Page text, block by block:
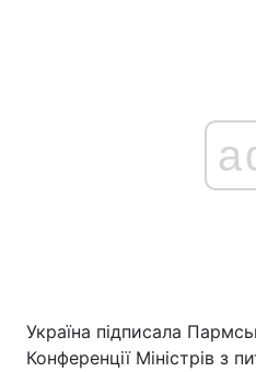
Україна підписала
Конференції Міністрів з